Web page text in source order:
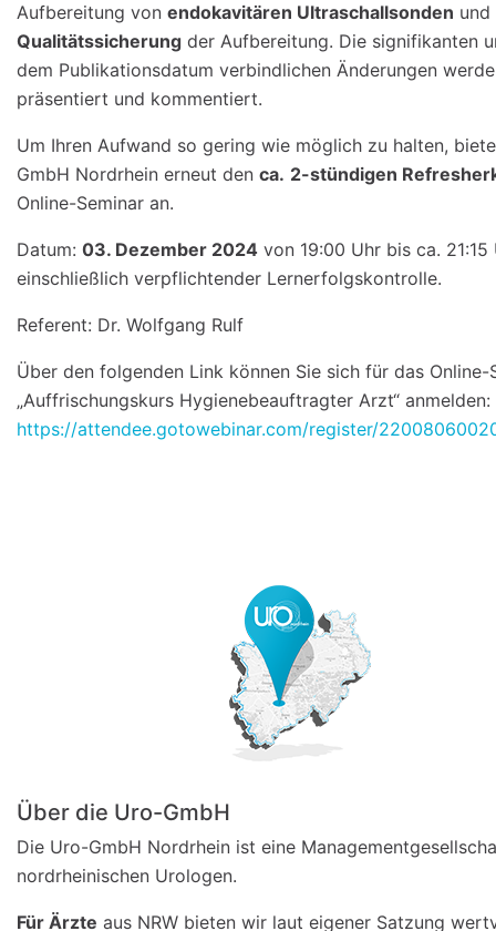
Aufbereitung von endokavitären Ultraschallsonden und
Qualitätssicherung der Aufbereitung. Die signifikanten
dem Publikationsdatum verbindlichen Änderungen
präsentiert und kommentiert.
Um Ihren Aufwand so gering wie möglich zu halten,
GmbH Nordrhein erneut den ca. 2-stündigen
Online-Seminar an.
Datum: 03. Dezember 2024 von 19:00 Uhr bis ca. 21:15
einschließlich verpflichtender Lernerfolgskontrolle.
Referent: Dr. Wolfgang Rulf
Über den folgenden Link können Sie sich für das Online-
„Auffrischungskurs Hygienebeauftragter Arzt“ anmelden:
https://attendee.gotowebinar.com/register/
Über die Uro-GmbH
Die Uro-GmbH Nordrhein ist eine
nordrheinischen Urologen.
Für Ärzte aus NRW bieten wir laut eigener Satzung